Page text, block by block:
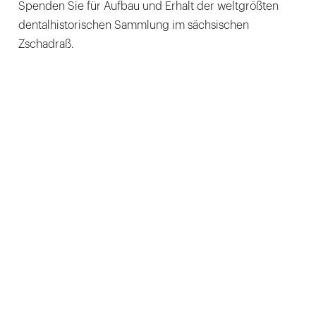
Spenden Sie für Aufbau und Erhalt der weltgrößten
dentalhistorischen Sammlung im sächsischen
Zschadraß.